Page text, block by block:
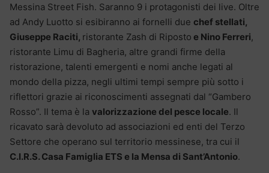
Messina Street Fish. Saranno 9 i protagonisti dei live. Oltre
ad Andy Luotto si esibiranno ai fornelli due chef stellati,
Giuseppe Raciti, ristorante Zash di Riposto e Nino Ferreri,
ristorante Limu di Bagheria, altre grandi firme della
ristorazione, talenti emergenti e nomi anche legati al
mondo della pizza, negli ultimi tempi sempre più sotto i
riflettori grazie ai riconoscimenti assegnati dal “Gambero
Rosso”. Il tema è la valorizzazione del pesce locale. Il
ricavato sarà devoluto ad associazioni ed enti del Terzo
Settore che operano sul territorio messinese, tra cui il
C.I.R.S. Casa Famiglia ETS e la Mensa di Sant’Antonio.